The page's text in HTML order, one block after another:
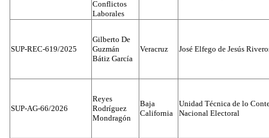
Conflictos
Laborales
SUP-REC-619/2025
Gilberto De
Guzmán
Bátiz García
Veracruz José Elfego de Jesús
SUP-AG-66/2026
Reyes
Rodríguez
Mondragón
Baja
California
Unidad Técnica de lo
Nacional Electoral